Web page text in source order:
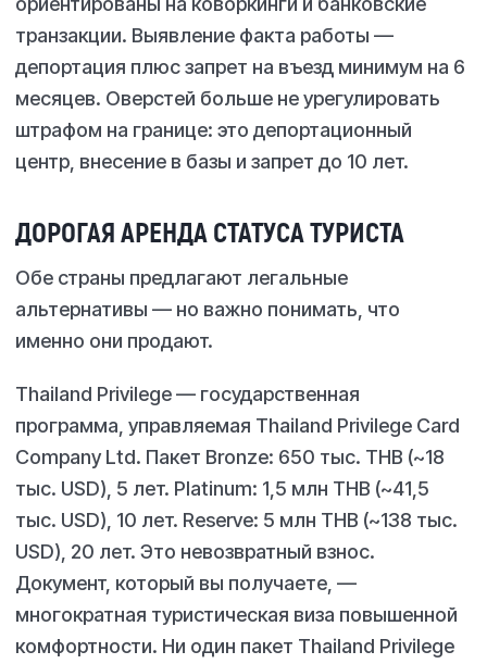
транзакции. Выявление факта работы —
депортация плюс запрет на въезд минимум на 6
месяцев. Оверстей больше не урегулировать
штрафом на границе: это депортационный
центр, внесение в базы и запрет до 10 лет.
ДОРОГАЯ АРЕНДА СТАТУСА ТУРИСТА
Обе страны предлагают легальные
альтернативы — но важно понимать, что
именно они продают.
Thailand Privilege — государственная
программа, управляемая Thailand Privilege Card
Company Ltd. Пакет Bronze: 650 тыс. THB (~18
тыс. USD), 5 лет. Platinum: 1,5 млн THB (~41,5
тыс. USD), 10 лет. Reserve: 5 млн THB (~138 тыс.
USD), 20 лет. Это невозвратный взнос.
Документ, который вы получаете, —
многократная туристическая виза повышенной
комфортности. Ни один пакет Thailand Privilege